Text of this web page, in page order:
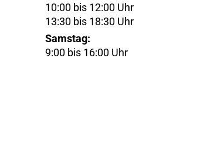
10:00 bis 12:00 Uhr
13:30 bis 18:30 Uhr
Samstag:
9:00 bis 16:00 Uhr